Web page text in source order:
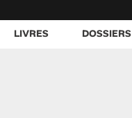
LIVRES DOSSIERS